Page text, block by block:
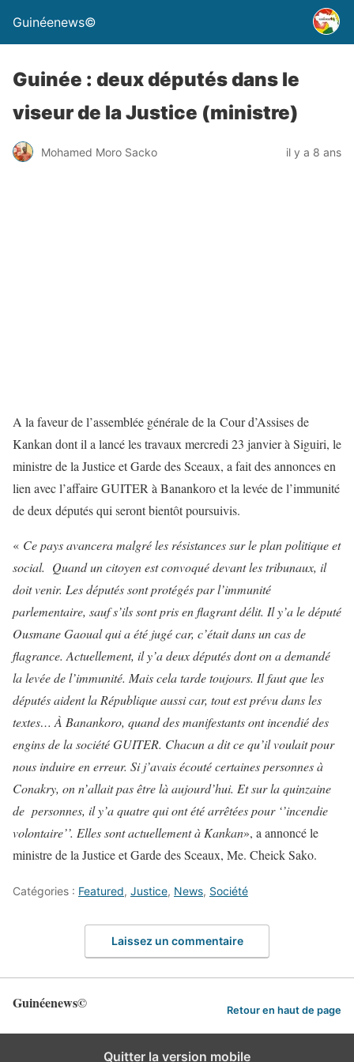
Guinéenews©
Guinée : deux députés dans le
viseur de la Justice (ministre)
Mohamed Moro Sacko il y a 8 ans
A la faveur de l’assemblée générale de la Cour d’Assises de
Kankan dont il a lancé les travaux mercredi 23 janvier à Siguiri, le
ministre de la Justice et Garde des Sceaux, a fait des annonces en
lien avec l’affaire GUITER à Banankoro et la levée de l’immunité
de deux députés qui seront bientôt poursuivis.
« Ce pays avancera malgré les résistances sur le plan politique et
social. Quand un citoyen est convoqué devant les tribunaux, il
doit venir. Les députés sont protégés par l’immunité
parlementaire, sauf s’ils sont pris en flagrant délit. Il y’a le député
Ousmane Gaoual qui a été jugé car, c’était dans un cas de
flagrance. Actuellement, il y’a deux députés dont on a demandé
la levée de l’immunité. Mais cela tarde toujours. Il faut que les
députés aident la République aussi car, tout est prévu dans les
textes… À Banankoro, quand des manifestants ont incendié des
engins de la société GUITER. Chacun a dit ce qu’il voulait pour
nous induire en erreur. Si j’avais écouté certaines personnes à
Conakry, on n’allait pas être là aujourd’hui. Et sur la quinzaine
de personnes, il y’a quatre qui ont été arrêtées pour ‘’incendie
volontaire’’. Elles sont actuellement à Kankan», a annoncé le
ministre de la Justice et Garde des Sceaux, Me. Cheick Sako.
Catégories : Featured, Justice, News, Société
Laissez un commentaire
Guinéenews© Retour en haut de page
Quitter la version mobile